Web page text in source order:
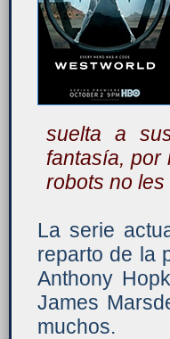
suelta a
fantasía, por
robots no
La serie
reparto de la
Anthony
James
muchos.